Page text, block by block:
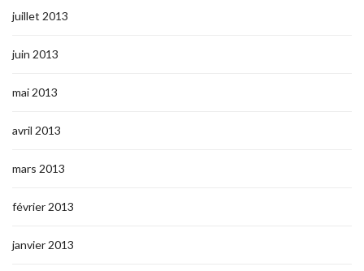
juillet 2013
juin 2013
mai 2013
avril 2013
mars 2013
février 2013
janvier 2013